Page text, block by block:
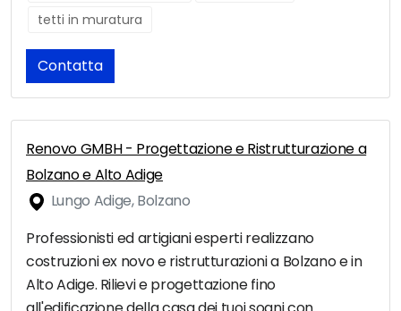
tetti in muratura
Contatta
Renovo GMBH - Progettazione e Ristrutturazione a
Bolzano e Alto Adige
Lungo Adige, Bolzano
Professionisti ed artigiani esperti realizzano
costruzioni ex novo e ristrutturazioni a Bolzano e in
Alto Adige. Rilievi e progettazione fino